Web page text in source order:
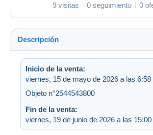
9 visitas 0 seguimiento 0
Descripción
Inicio de la venta:
viernes, 15 de mayo de 2026 a las 6:58
Objeto n°2544543800
Fin de la venta:
viernes, 19 de junio de 2026 a las 15:00